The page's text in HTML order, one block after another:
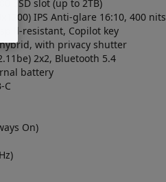
SSD slot (up to 2TB)
IPS Anti-glare 16:10, 400 nits
spill-resistant, Copilot key
hybrid, with privacy shutter
2x2, Bluetooth 5.4
battery
On)